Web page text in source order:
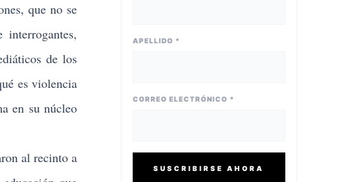
que no se
interrogantes,
de los
es violencia
en su núcleo
al recinto a
APELLIDO *
CORREO ELECTRÓNICO *
SUSCRIBIRSE AHORA